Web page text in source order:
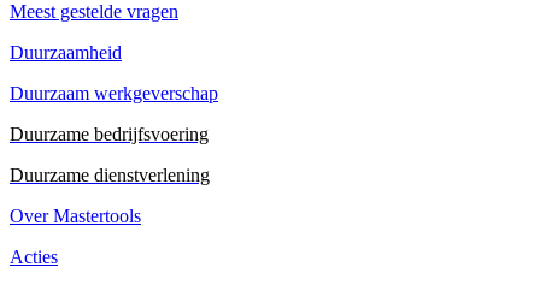
Meest gestelde vragen
Duurzaamheid
Duurzaam werkgeverschap
Duurzame bedrijfsvoering
Duurzame dienstverlening
Over Mastertools
Acties